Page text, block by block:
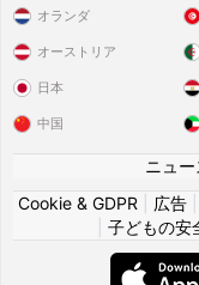
オランダ
オーストリア
日本
中国
ニュー
Cookie & GDPR
広告
子どもの安